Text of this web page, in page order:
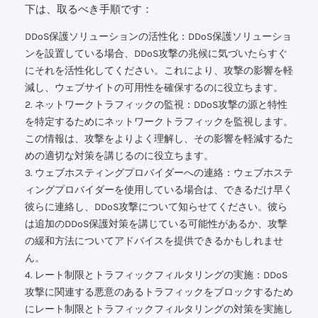
下は、取るべき手順です：
DDoS保護ソリューションの活性化：DDoS保護ソリューショ
ンを設置している場合、DDoS攻撃の兆候に気づいたらすぐ
にそれを活性化してください。これにより、攻撃の影響を軽
減し、ウェブサイトの可用性を確保するのに役立ちます。
2. ネットワークトラフィックの監視：DDoS攻撃の源と特性
を特定するためにネットワークトラフィックを監視します。
この情報は、攻撃をよりよく理解し、その影響を軽減するた
めの適切な対策を講じるのに役立ちます。
3. ウェブホスティングプロバイダーへの連絡：ウェブホステ
ィングプロバイダーを使用している場合は、できるだけ早く
彼らに連絡し、DDoS攻撃について知らせてください。彼ら
は追加のDDoS保護対策を講じている可能性があるか、攻撃
の緩和方法についてアドバイスを提供できるかもしれませ
ん。
4. レート制限とトラフィックフィルタリングの実施：DDoS
攻撃に関連する悪意のあるトラフィックをブロックするため
にレート制限とトラフィックフィルタリングの対策を実施し